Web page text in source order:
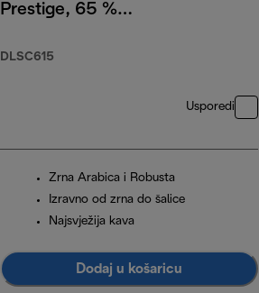
Prestige, 65 %
Robusta, 1 kg
DLSC615
Usporedi
Zrna Arabica i Robusta
Izravno od zrna do šalice
Najsvježija kava
Dodaj u košaricu